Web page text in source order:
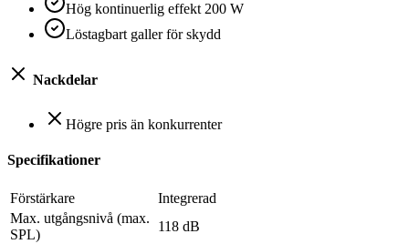
Hög kontinuerlig effekt 200 W
Löstagbart galler för skydd
Nackdelar
Högre pris än konkurrenter
Specifikationer
Förstärkare
Integrerad
Max. utgångsnivå (max.
SPL)
118 dB